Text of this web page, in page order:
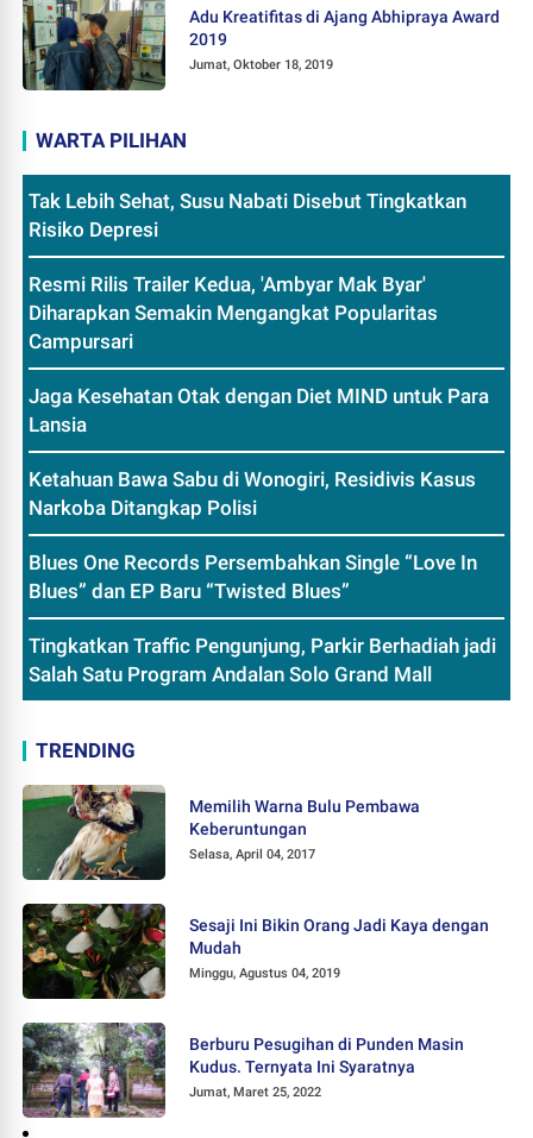
Adu Kreatifitas di Ajang Abhipraya Award
2019
Jumat, Oktober 18, 2019
WARTA PILIHAN
Tak Lebih Sehat, Susu Nabati Disebut Tingkatkan
Risiko Depresi
Resmi Rilis Trailer Kedua, 'Ambyar Mak Byar'
Diharapkan Semakin Mengangkat Popularitas
Campursari
Jaga Kesehatan Otak dengan Diet MIND untuk Para
Lansia
Ketahuan Bawa Sabu di Wonogiri, Residivis Kasus
Narkoba Ditangkap Polisi
Blues One Records Persembahkan Single “Love In
Blues” dan EP Baru “Twisted Blues”
Tingkatkan Traffic Pengunjung, Parkir Berhadiah jadi
Salah Satu Program Andalan Solo Grand Mall
TRENDING
Memilih Warna Bulu Pembawa
Keberuntungan
Selasa, April 04, 2017
Sesaji Ini Bikin Orang Jadi Kaya dengan
Mudah
Minggu, Agustus 04, 2019
Berburu Pesugihan di Punden Masin
Kudus. Ternyata Ini Syaratnya
Jumat, Maret 25, 2022